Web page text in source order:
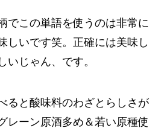
でこの単語を使うのは非常に
しいです笑。正確には美味し
いじゃん、です。
ると酸味料のわざとらしさが
レーン原酒多め＆若い原種使